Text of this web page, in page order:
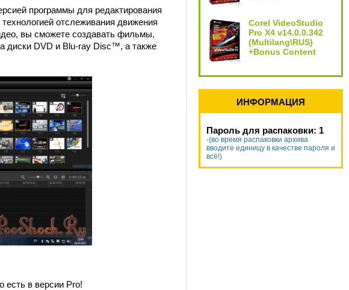
программы для редактирования
отслеживания движения
вы сможете создавать фильмы,
диски DVD и Blu-ray Disc™, а также
есть в версии Pro!
Corel VideoStudio
Pro X4 v14.0.0.342
(Multilang\RUS)
+Bonus Content
ИНФОРМАЦИЯ
Пароль для распаковки: 1
-(во время распаковки архива
вводите единицу в качестве пароля и
всё!)